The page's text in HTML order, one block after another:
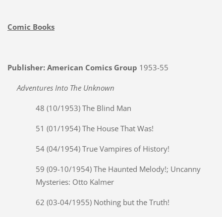
Comic Books
Publisher: American Comics Group 1953-55
Adventures Into The Unknown
48 (10/1953) The Blind Man
51 (01/1954) The House That Was!
54 (04/1954) True Vampires of History!
59 (09-10/1954) The Haunted Melody!; Uncanny
Mysteries: Otto Kalmer
62 (03-04/1955) Nothing but the Truth!